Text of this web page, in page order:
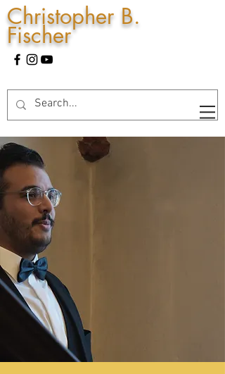
Christopher B.
Fischer